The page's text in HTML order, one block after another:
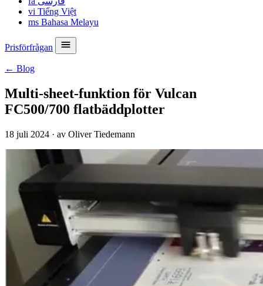
vi Tiếng Việt
ms Bahasa Melayu
Prisförfrågan
← Blog
Multi-sheet-funktion för Vulcan
FC500/700 flatbäddplotter
18 juli 2024 · av Oliver Tiedemann